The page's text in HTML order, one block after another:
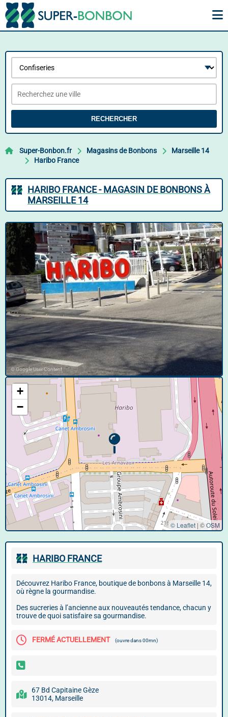
RECHERCHER
Super-Bonbon.fr Magasins de Bonbons
Marseille 14
Haribo France
HARIBO FRANCE - MAGASIN DE BONBONS À
MARSEILLE 14
© Google User Content
+
−
© Leaflet | ©OSM
HARIBO FRANCE
Découvrez Haribo France, boutique de bonbons à Marseille 14,
où règne la gourmandise.
Des sucreries à l’ancienne aux nouveautés tendance, chacun y
trouve de quoi satisfaire sa gourmandise.
FERMÉ ACTUELLEMENT (ouvre dans 00mn)
67 Bd Capitaine Gèze
13014, Marseille